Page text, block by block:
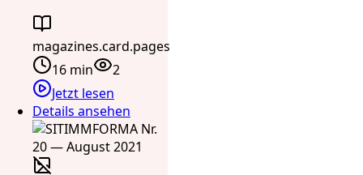
magazines.card.pages
16 min
2
Jetzt lesen
Details ansehen